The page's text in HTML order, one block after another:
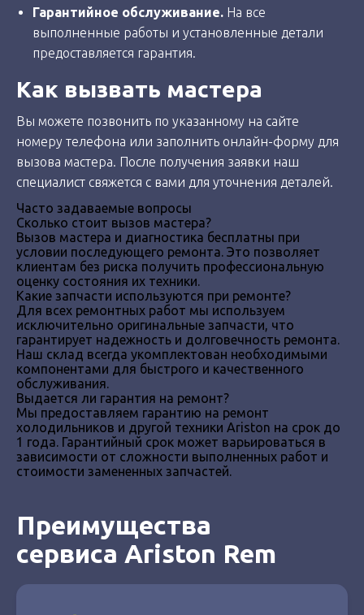
Гарантийное обслуживание. На все
выполненные работы и установленные детали
предоставляется гарантия.
Как вызвать мастера
Вы можете позвонить по указанному на сайте
номеру телефона или заполнить онлайн-форму для
вызова мастера. После получения заявки наш
специалист свяжется с вами для уточнения деталей.
Часто задаваемые вопросы
Сколько стоит вызов мастера?
Вызов мастера и диагностика бесплатны при
условии последующего ремонта. Это позволяет
клиентам без риска получить профессиональную
оценку состояния их техники.
Какие запчасти используются при ремонте?
Для всех ремонтных работ мы используем
исключительно оригинальные запчасти, что
гарантирует надежность и долговечность ремонта.
Наш склад всегда укомплектован необходимыми
компонентами для быстрого и качественного
обслуживания.
Выдается ли гарантия на ремонт?
Мы предоставляем гарантию на ремонт
холодильников и другой техники Ariston на срок до
1 года. Гарантийный срок может варьироваться в
зависимости от сложности выполненных работ и
стоимости замененных запчастей.
Преимущества
сервиса Ariston Rem